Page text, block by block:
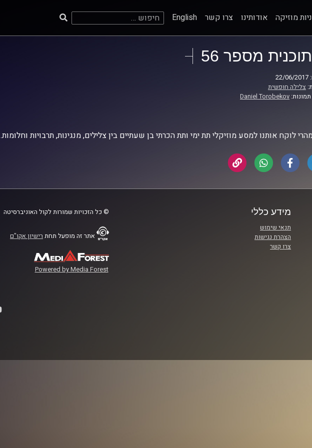
מוזיקה אודותינו צרו קשר English חיפוש:
תוכנית מספר 56
צלילה חופשית
Daniel Torobekov
לוקח אותנו למסע מוזיקלי תת ימי ותת הכרתי בן שעתיים בין צלילים, מנגינות, תרבויות וחלומות.
מידע כללי
תנאי שימוש
הצהרת נגישות
צרו קשר
© כל הזכויות שמורות לקול האוניברסיטה
אתר זה מופעל תחת רישיון אקו"ם
Powered by Media Forest